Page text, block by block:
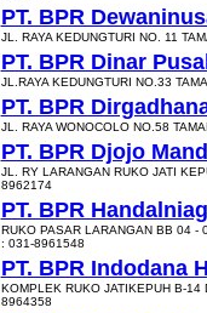
PT. BPR
JL. RAYA KEDUNGTURI NO. 11
PT. BPR Dinar
JL.RAYA KEDUNGTURI NO.33
PT. BPR
JL. RAYA WONOCOLO NO.58
PT. BPR Djojo
JL. RY LARANGAN RUKO JATI
8962174
PT. BPR
RUKO PASAR LARANGAN BB 04 -
: 031-8961548
PT. BPR Indodana
KOMPLEK RUKO JATIKEPUH B-
8964358